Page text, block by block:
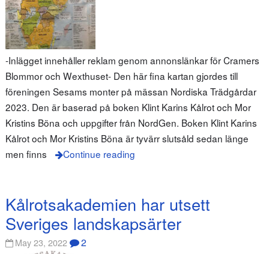
-Inlägget innehåller reklam genom annonslänkar för Cramers
Blommor och Wexthuset- Den här fina kartan gjordes till
föreningen Sesams monter på mässan Nordiska Trädgårdar
2023. Den är baserad på boken Klint Karins Kålrot och Mor
Kristins Böna och uppgifter från NordGen. Boken Klint Karins
Kålrot och Mor Kristins Böna är tyvärr slutsåld sedan länge
men finns
Continue reading
Kålrotsakademien har utsett
Sveriges landskapsärter
May 23, 2022 2